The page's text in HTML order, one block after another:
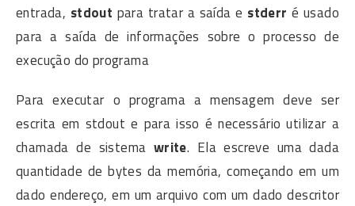
entrada, stdout para tratar a saída e stderr é usado
para a saída de informações sobre o processo de
execução do programa
Para executar o programa a mensagem deve ser
escrita em stdout e para isso é necessário utilizar a
chamada de sistema write. Ela escreve uma dada
quantidade de bytes da memória, começando em um
dado endereço, em um arquivo com um dado descritor